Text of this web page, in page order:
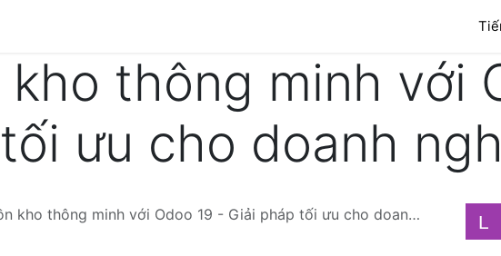
thông minh với
ưu cho doanh
kho thông minh với Odoo 19 - Giải pháp tối ưu cho doanh nghiệp Việt